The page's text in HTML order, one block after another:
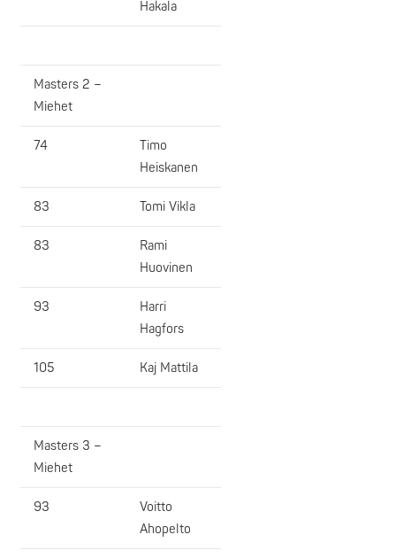
Hakala
Masters 2 –
Miehet
74
Timo
Heiskanen
83 Tomi Vikla
83
Rami
Huovinen
93
Harri
Hagfors
105 Kaj Mattila
Masters 3 –
Miehet
93
Voitto
Ahopelto